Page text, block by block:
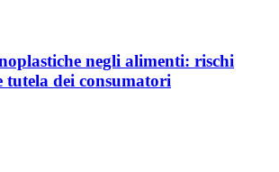
negli alimenti: rischi
tutela dei consumatori